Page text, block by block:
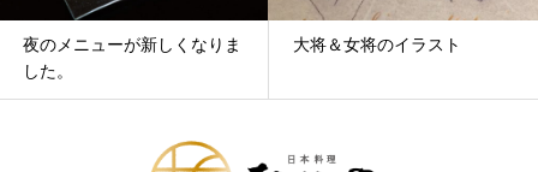
大将＆女将のイラスト “日本料理なかや”お花...